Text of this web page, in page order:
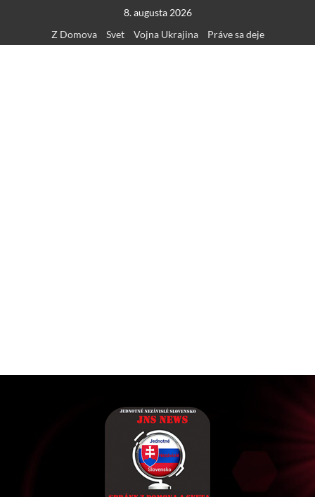
content
8. augusta 2026
Z Domova
Svet Vojna Ukrajina Práve sa deje